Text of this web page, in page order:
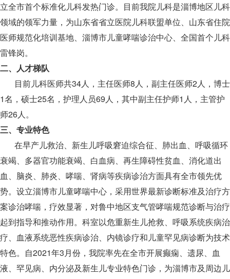
立全市首个标准化儿科发热门诊。目前我院儿科是淄博地区儿科
领域的领军力量，为山东省省立医院儿科联盟单位、山东省住院
医师规范化培训基地、淄博市儿童哮喘诊治中心、全国首个儿科
雷锋岗。
二、人才梯队
目前儿科医师共34人，主任医师8人，副主任医师2人，博士
1名，硕士25名，护理人员69人，其中副主任护师1人，主管护
师26人。
三、专业特色
在早产儿救治、新生儿呼吸窘迫综合征、肺出血、呼吸循环
衰竭、多器官功能衰竭、白血病、再生障碍性贫血、消化道出
血、脑炎、肺炎、哮喘、肾病等疾病诊治方面具有全市领先优
势。设立淄博市儿童哮喘中心，采用世界最新诊断标准及治疗方
案诊治哮喘，疗效显著，对鲁中地区支气管哮喘规范诊断与治疗
起到指导和推动作用。科室以危重新生儿抢救、呼吸系统疾病治
疗、血液系统恶性疾病诊治、内镜诊疗和儿童罕见病诊断为技术
特色。自2021年3月份，我院率先在全市开展癫痫、遗尿、血
液、罕见病、内分泌及新生儿专业特色门诊，为淄博市及周边儿